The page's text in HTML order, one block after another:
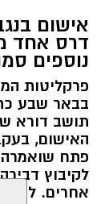
קרדיט: רמ"י
המדינה,
ברשות
את עבודות
תושב דורא
האישום,
פתח
לקיבוץ
אחרים.
בבאר שבע.
רותם שרון / 11:30 08.08.26